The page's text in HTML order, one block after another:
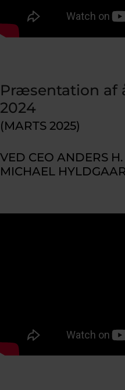
Præsentation af
2024
(MARTS 2025)
VED CEO ANDERS
MICHAEL